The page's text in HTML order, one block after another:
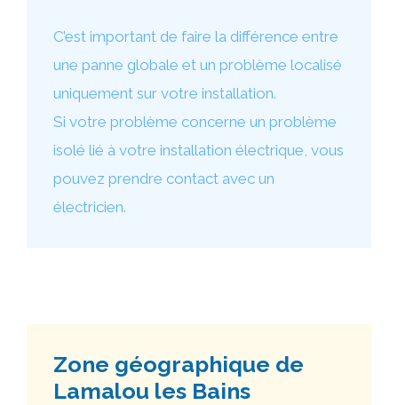
C’est important de faire la différence entre
une panne globale et un problème localisé
uniquement sur votre installation.
Si votre problème concerne un problème
isolé lié à votre installation électrique, vous
pouvez prendre contact avec un
électricien.
Zone géographique de
Lamalou les Bains